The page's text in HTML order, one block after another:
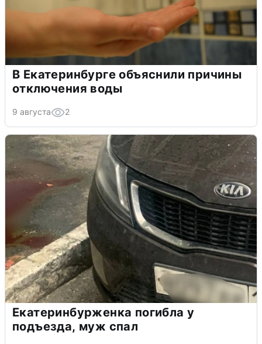
В Екатеринбурге объяснили причины
отключения воды
9 августа 2
Екатеринбурженка погибла у
подъезда, муж спал